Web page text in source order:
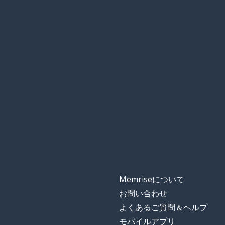
Memriseについて
お問い合わせ
よくあるご質問＆ヘルプ
モバイルアプリ